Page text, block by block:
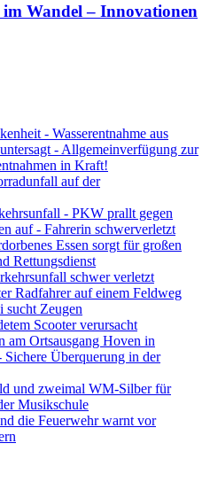
Wandel – Innovationen
- Wasserentnahme aus
- Allgemeinverfügung zur
in Kraft!
auf der
- PKW prallt gegen
auf - Fahrerin schwerverletzt
Essen sorgt für großen
Rettungsdienst
schwer verletzt
Radfahrer auf einem Feldweg
sucht Zeugen
Scooter verursacht
am Ortsausgang Hoven in
Überquerung in der
und zweimal WM-Silber für
Musikschule
die Feuerwehr warnt vor